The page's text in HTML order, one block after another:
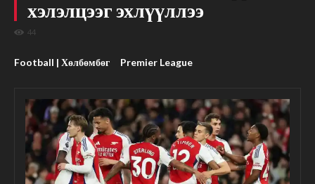
хэлэлцээг эхлүүллээ
44
Football | Хөлбөмбөг Premier League